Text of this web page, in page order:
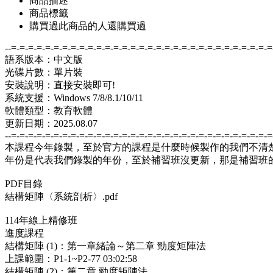
商品標籤
購買過此商品的人還購買過
--=-=-=-=-=-=-=-=-=-=-=-=-=-=-=-=-=-=-=-=-=-=-=-=-=-=-=-=-=-=-
語系版本：中文版
光碟片數：單片裝
安裝說明：直接安裝即可!
系統支援：Windows 7/8/8.1/10/11
軟體類型：教育軟體
更新日期：2025.08.07
--=-=-=-=-=-=-=-=-=-=-=-=-=-=-=-=-=-=-=-=-=-=-=-=-=-=-=-=-=-=-
本課程今年錄製，至於官方的課程是什麼時候製作的我們不清
年份是代表我們錄製的年份，至於補習班沒更新，那是補習班
PDF目錄
結構矩陣〈系統剖析〉.pdf
114年線上精修班
進度課程
結構矩陣 (1)：第一章緒論～第二章 勁度矩陣法
上課範圍：P1-1~P2-77 03:02:58